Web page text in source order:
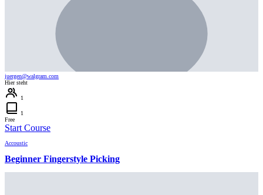
juergen@walgram.com
Hier steht
1
1
Free
Start Course
Accoustic
Beginner Fingerstyle Picking